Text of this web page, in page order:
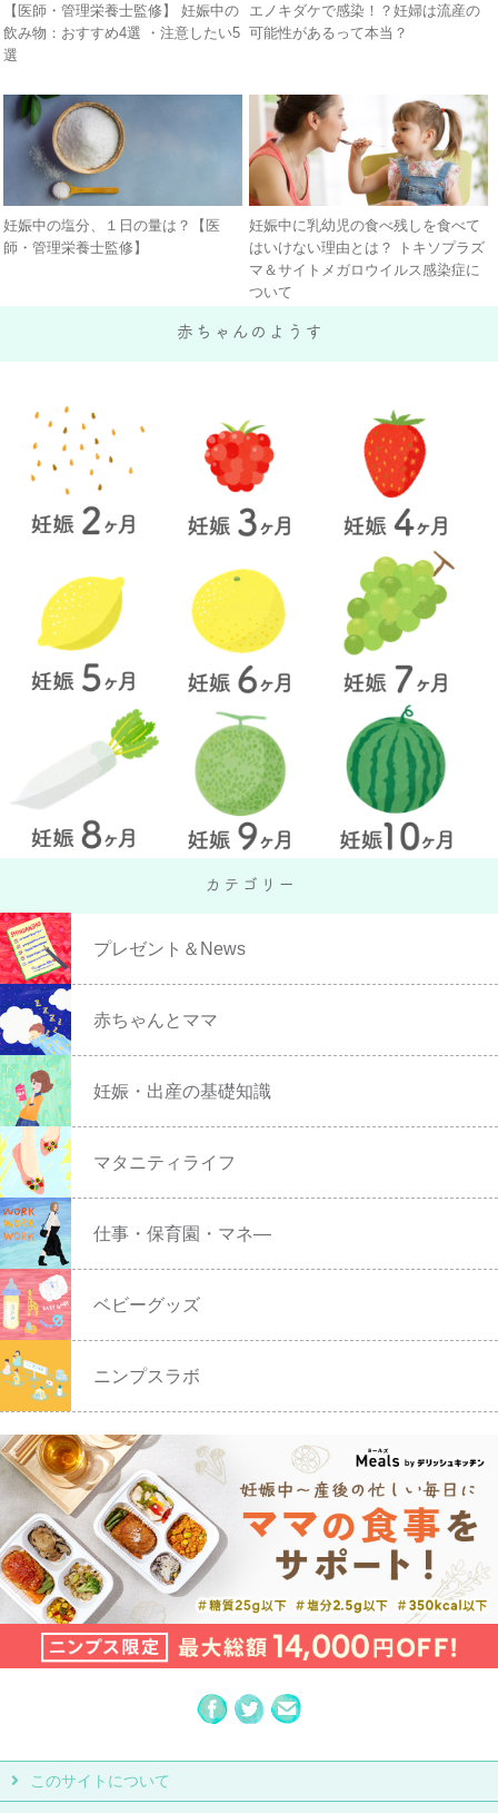
【医師・管理栄養士監修】 妊娠中の
飲み物：おすすめ4選 ・注意したい5
選
エノキダケで感染！？妊婦は流産の
可能性があるって本当？
妊娠中の塩分、１日の量は？【医
師・管理栄養士監修】
妊娠中に乳幼児の食べ残しを食べて
はいけない理由とは？ トキソプラズ
マ＆サイトメガロウイルス感染症に
ついて
プレゼント＆News
赤ちゃんとママ
妊娠・出産の基礎知識
マタニティライフ
仕事・保育園・マネ―
ベビーグッズ
ニンプスラボ
このサイトについて